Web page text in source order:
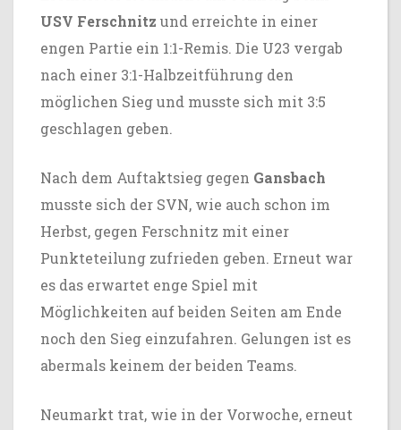
USV Ferschnitz und erreichte in einer
engen Partie ein 1:1-Remis. Die U23 vergab
nach einer 3:1-Halbzeitführung den
möglichen Sieg und musste sich mit 3:5
geschlagen geben.
Nach dem Auftaktsieg gegen Gansbach
musste sich der SVN, wie auch schon im
Herbst, gegen Ferschnitz mit einer
Punkteteilung zufrieden geben. Erneut war
es das erwartet enge Spiel mit
Möglichkeiten auf beiden Seiten am Ende
noch den Sieg einzufahren. Gelungen ist es
abermals keinem der beiden Teams.
Neumarkt trat, wie in der Vorwoche, erneut